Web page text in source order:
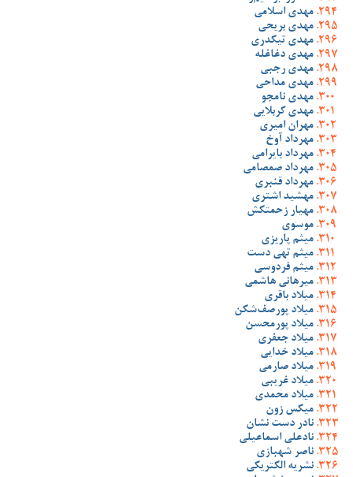
مهدی اسلامی
مهدی بریحی
مهدی تیکدری
مهدی دغاغله
مهدی رجبی
مهدی مداحی
مهدی نامجو
مهدی کربلایی
مهران امیری
مهرداد آوخ
مهرداد بایرامی
مهرداد صمصامی
مهرداد قنبری
مهشید اشتری
مهیار زحمتکش
موسوی
میثم پاریزی
میثم تهی دست
میثم فردوسی
میرهانی هاشمی
میلاد باقری
میلاد پورصف‌شکن
میلاد پورمحسن
میلاد جعفری
میلاد خدایی
میلاد صارمی
میلاد غریبی
میلاد محمدی
میکس زون
نادر دست نشان
نادعلی اسماعیلی
ناصر شهبازی
نشریه الکتریکی